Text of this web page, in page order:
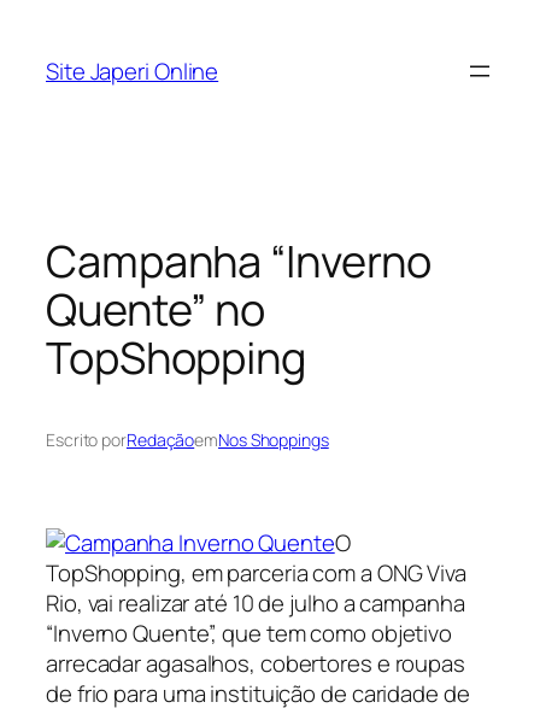
Site Japeri Online
Campanha “Inverno
Quente” no
TopShopping
Escrito porRedaçãoemNos Shoppings
O
TopShopping, em parceria com a ONG Viva
Rio, vai realizar até 10 de julho a campanha
“Inverno Quente”, que tem como objetivo
arrecadar agasalhos, cobertores e roupas
de frio para uma instituição de caridade de